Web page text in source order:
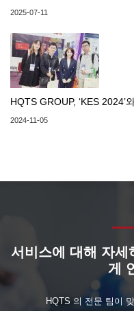
2025-07-11
HQTS GROUP, ‘KES 2024’
2024-11-05
서비스에 대해 자세
게
HQTS 의 전문 팀이